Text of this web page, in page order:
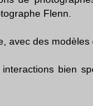
Flenn.
avec des
bien